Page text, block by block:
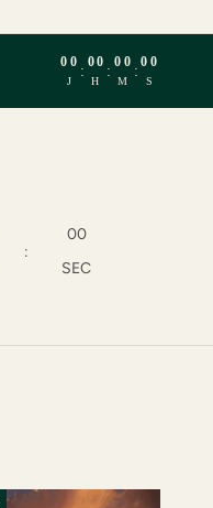
00
J
:
00
H
:
00
M
:
00
S
:
00
SEC